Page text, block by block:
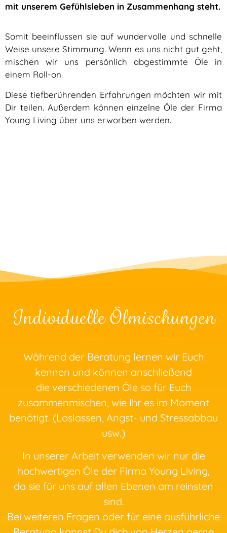
mit unserem Gefühlsleben in Zusammenhang steht.
Somit beeinflussen sie auf wundervolle und schnelle
Weise unsere Stimmung. Wenn es uns nicht gut geht,
mischen wir uns persönlich abgestimmte Öle in
einem Roll-on.
Diese tiefberührenden Erfahrungen möchten wir mit
Dir teilen. Außerdem können einzelne Öle der Firma
Young Living über uns erworben werden.
Individuelle Ölmischungen
Während der Beratung lernen wir Euch
kennen und können anschließend
die verschiedenen Öle so für Euch
zusammenmischen, wie Ihr es im Moment
benötigt. (Loslassen, Angst- und Stressabbau
usw.)
In unserer Arbeit verwenden wir nur die
hochwertigen Öle der Firma Young Living,
da sie für uns auf allen Ebenen am reinsten
sind.
Bei weiteren Fragen oder für eine ausführliche